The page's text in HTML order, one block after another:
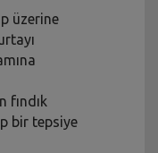
üzerine
fındık
bir tepsiye